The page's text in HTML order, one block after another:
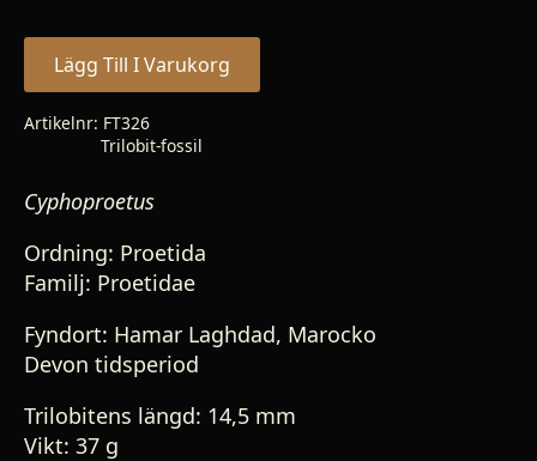
Lägg Till I Varukorg
Artikelnr: FT326
Trilobit-fossil
Cyphoproetus
Ordning: Proetida
Familj: Proetidae
Fyndort: Hamar Laghdad, Marocko
Devon tidsperiod
Trilobitens längd: 14,5 mm
Vikt: 37 g